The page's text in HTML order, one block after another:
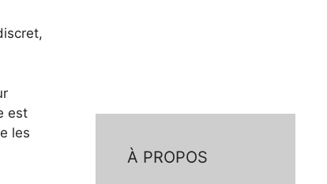
est
les
À PROPOS